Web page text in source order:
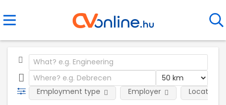
Employment type Employer Location